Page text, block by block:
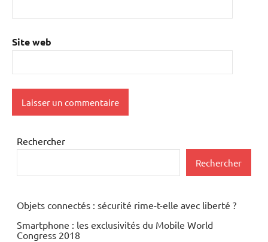
Site web
Rechercher
Rechercher
Objets connectés : sécurité rime-t-elle avec liberté ?
Smartphone : les exclusivités du Mobile World
Congress 2018